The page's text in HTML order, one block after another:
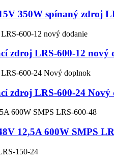
350W spínaný zdroj
zdroj LRS-600-12 nový
zdroj LRS-600-24 Nový
12,5A 600W SMPS